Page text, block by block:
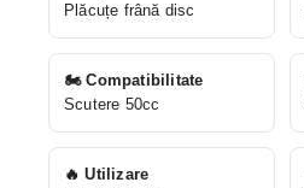
Plăcuțe frână disc
🏍 Compatibilitate
Scutere 50cc
🔥 Utilizare